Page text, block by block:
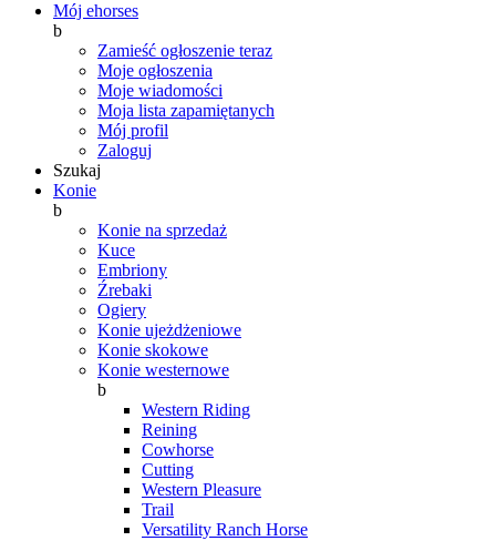
Mój ehorses
b
Zamieść ogłoszenie teraz
Moje ogłoszenia
Moje wiadomości
Moja lista zapamiętanych
Mój profil
Zaloguj
Szukaj
Konie
b
Konie na sprzedaż
Kuce
Embriony
Źrebaki
Ogiery
Konie ujeżdżeniowe
Konie skokowe
Konie westernowe
b
Western Riding
Reining
Cowhorse
Cutting
Western Pleasure
Trail
Versatility Ranch Horse